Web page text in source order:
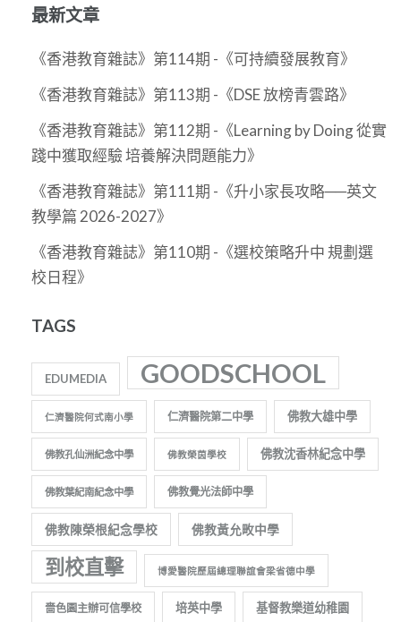
最新文章
《香港教育雜誌》第114期 -《可持續發展教育》
《香港教育雜誌》第113期 -《DSE 放榜青雲路》
《香港教育雜誌》第112期 -《Learning by Doing 從實
踐中獲取經驗 培養解決問題能力》
《香港教育雜誌》第111期 -《升小家長攻略──英文
教學篇 2026-2027》
《香港教育雜誌》第110期 -《選校策略升中 規劃選
校日程》
TAGS
EDUMEDIA GOODSCHOOL
仁濟醫院何式南小學 仁濟醫院第二中學 佛教大雄中學
佛教孔仙洲紀念中學 佛教榮茵學校 佛教沈香林紀念中學
佛教葉紀南紀念中學 佛教覺光法師中學
佛教陳榮根紀念學校 佛教黃允畋中學
到校直擊 博愛醫院歷屆總理聯誼會梁省德中學
嗇色園主辦可信學校 培英中學 基督教樂道幼稚園